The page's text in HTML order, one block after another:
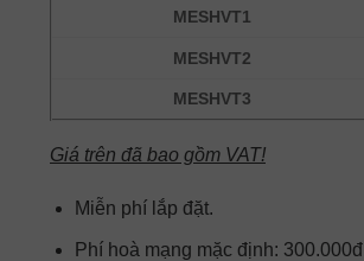
MESHVT1
MESHVT2
MESHVT3
Giá trên đã bao gồm VAT!
Miễn phí lắp đặt.
Phí hoà mạng mặc định: 300.000đ